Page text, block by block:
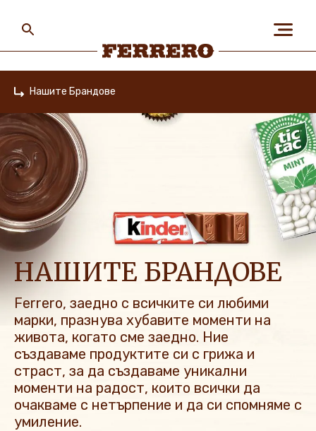
ЗА НАС
ХОРАТА & ПЛАНЕТАТА
НАШИТЕ БРАНДОВЕ
НОВИНИ И ИСТОРИИ
main
content
Нашите Брандове
НАШИТЕ БРАНДОВЕ
Ferrerо, заедно с всичките си любими
марки, празнува хубавите моменти на
живота, когато сме заедно. Ние
създаваме продуктите си с грижа и
страст, за да създаваме уникални
моменти на радост, които всички да
очакваме с нетърпение и да си спомняме с
умиление.